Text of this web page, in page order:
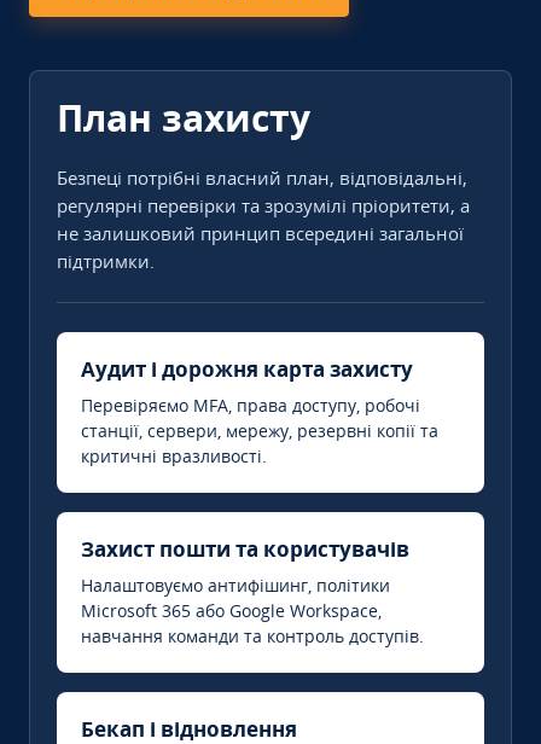
План захисту
Безпеці потрібні власний план, відповідальні,
регулярні перевірки та зрозумілі пріоритети, а
не залишковий принцип всередині загальної
підтримки.
Аудит і дорожня карта захисту
Перевіряємо MFA, права доступу, робочі
станції, сервери, мережу, резервні копії та
критичні вразливості.
Захист пошти та користувачів
Налаштовуємо антифішинг, політики
Microsoft 365 або Google Workspace,
навчання команди та контроль доступів.
Бекап і відновлення